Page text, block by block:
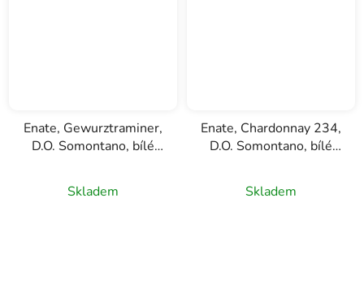
Enate, Gewurztraminer,
D.O. Somontano, bílé
Skladem
Enate, Chardonnay 234,
D.O. Somontano, bílé
Skladem